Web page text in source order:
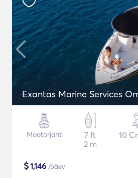
Exantas Marine Services
Mootorjaht
7 ft
2 m
10
$1,146 /päev